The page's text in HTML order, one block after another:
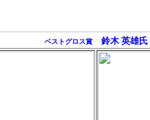
ベスト グロス賞鈴木 英雄氏